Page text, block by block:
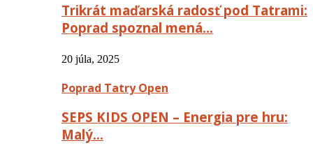
Trikrát maďarská radosť pod Tatrami:
Poprad spoznal mená…
20 júla, 2025
Poprad Tatry Open
SEPS KIDS OPEN – Energia pre hru:
Malý…